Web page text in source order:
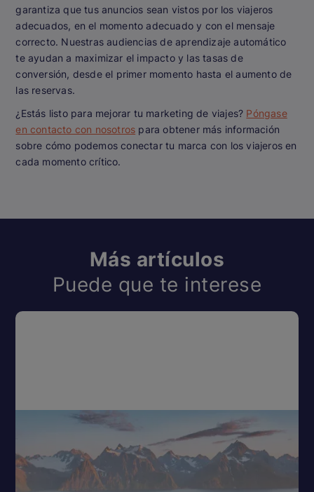
garantiza que tus anuncios sean vistos por los viajeros
adecuados, en el momento adecuado y con el mensaje
correcto. Nuestras audiencias de aprendizaje automático
te ayudan a maximizar el impacto y las tasas de
conversión, desde el primer momento hasta el aumento de
las reservas.
¿Estás listo para mejorar tu marketing de viajes? Póngase
en contacto con nosotros para obtener más información
sobre cómo podemos conectar tu marca con los viajeros en
cada momento crítico.
Más artículos
Puede que te interese